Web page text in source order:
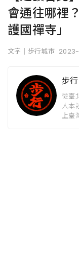
會通往哪裡
護國禪寺」
文字｜步行城市
步
從臺
人本
上臺